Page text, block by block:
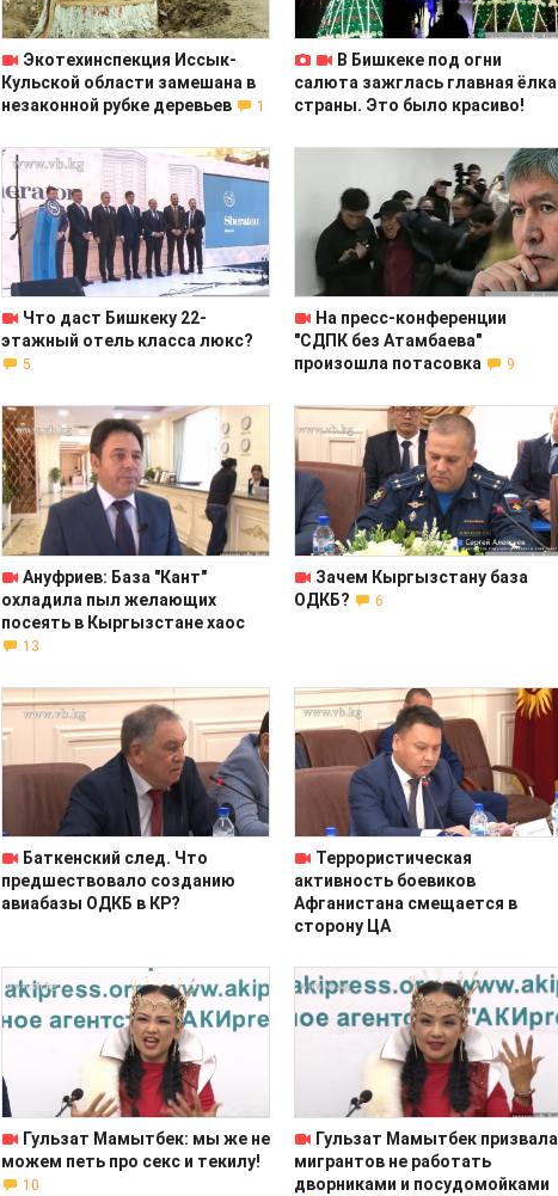
Экотехинспекция Иссык-
Кульской области замешана в
незаконной рубке деревьев
1
В Бишкеке под огни
салюта зажглась главная ёлка
страны. Это было красиво!
Что даст Бишкеку 22-
этажный отель класса люкс?
5
На пресс-конференции
"СДПК без Атамбаева"
произошла потасовка
9
Ануфриев: База "Кант"
охладила пыл желающих
посеять в Кыргызстане хаос
13
Зачем Кыргызстану база
ОДКБ?
6
Баткенский след. Что
предшествовало созданию
авиабазы ОДКБ в КР?
Террористическая
активность боевиков
Афганистана смещается в
сторону ЦА
Гульзат Мамытбек: мы же не
можем петь про секс и текилу!
10
Гульзат Мамытбек призвала
мигрантов не работать
дворниками и посудомойками